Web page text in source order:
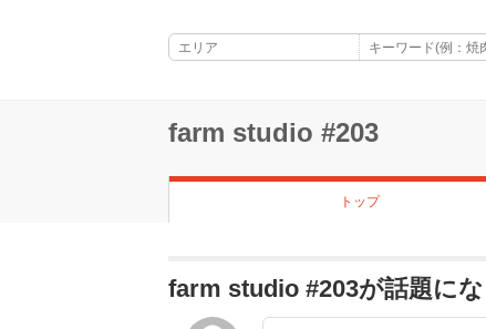
farm studio #203
トップ
farm studio #203が話題に